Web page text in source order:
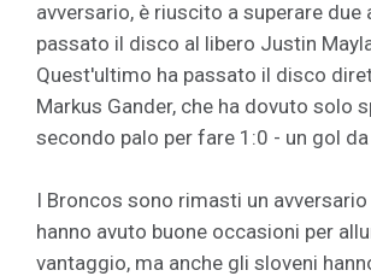
avversario, è riuscito a superare due
passato il disco al libero Justin
Quest'ultimo ha passato il disco
Markus Gander, che ha dovuto solo
secondo palo per fare 1:0 - un gol
I Broncos sono rimasti un avversario
hanno avuto buone occasioni per
vantaggio, ma anche gli sloveni